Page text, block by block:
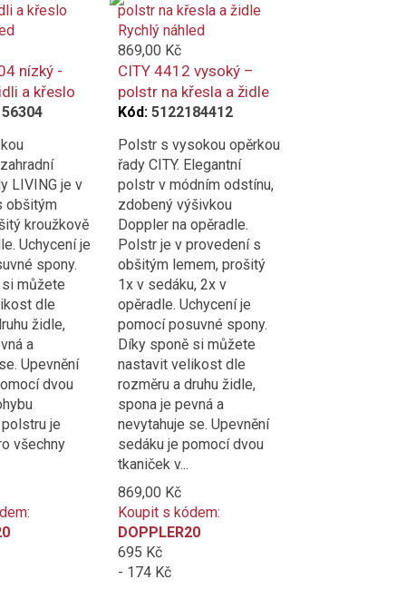
k
porovnání
is
added
to
compare
nízký -
a křeslo
LIVING je v
obšitým
kroužkově
Uchycení je
spony.
můžete
dle
židle,
a
Upevnění
dvou
je
všechny
Rychlý náhled
869,00 Kč
CITY 4412 vysoký –
polstr na křesla a židle
Kód: 5122184412
Polstr s vysokou opěrkou
řady CITY. Elegantní
polstr v módním odstínu,
zdobený výšivkou
Doppler na opěradle.
Polstr je v provedení s
obšitým lemem, prošitý
1x v sedáku, 2x v
opěradle. Uchycení je
pomocí posuvné spony.
Díky sponě si můžete
nastavit velikost dle
rozměru a druhu židle,
spona je pevná a
nevytahuje se. Upevnění
sedáku je pomocí dvou
tkaniček v...
869,00 Kč
Koupit s kódem:
DOPPLER20
695 Kč
- 174 Kč